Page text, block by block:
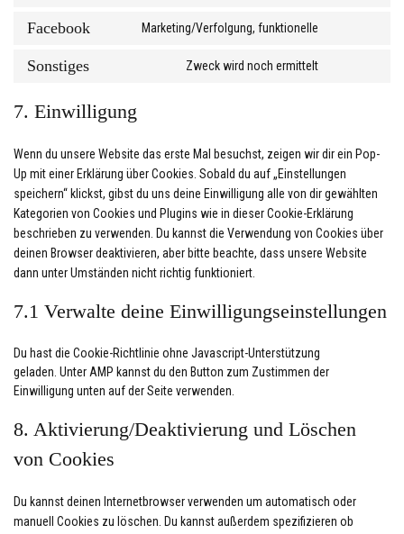
Facebook Marketing/Verfolgung, funktionelle
Sonstiges Zweck wird noch ermittelt
7. Einwilligung
Wenn du unsere Website das erste Mal besuchst, zeigen wir dir ein Pop-
Up mit einer Erklärung über Cookies. Sobald du auf „Einstellungen
speichern“ klickst, gibst du uns deine Einwilligung alle von dir gewählten
Kategorien von Cookies und Plugins wie in dieser Cookie-Erklärung
beschrieben zu verwenden. Du kannst die Verwendung von Cookies über
deinen Browser deaktivieren, aber bitte beachte, dass unsere Website
dann unter Umständen nicht richtig funktioniert.
7.1 Verwalte deine Einwilligungseinstellungen
Du hast die Cookie-Richtlinie ohne Javascript-Unterstützung
geladen. Unter AMP kannst du den Button zum Zustimmen der
Einwilligung unten auf der Seite verwenden.
8. Aktivierung/Deaktivierung und Löschen
von Cookies
Du kannst deinen Internetbrowser verwenden um automatisch oder
manuell Cookies zu löschen. Du kannst außerdem spezifizieren ob